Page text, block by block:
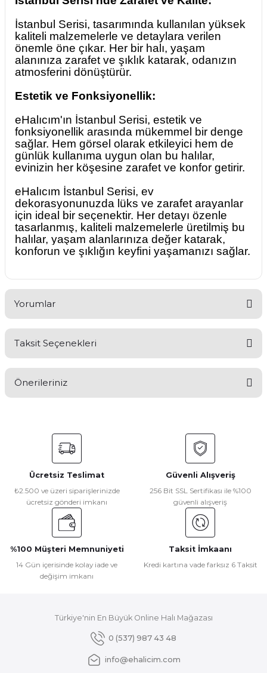
İstanbul Serisi, tasarımında kullanılan yüksek
kaliteli malzemelerle ve detaylara verilen
önemle öne çıkar. Her bir halı, yaşam
alanınıza zarafet ve şıklık katarak, odanızın
atmosferini dönüştürür.
Estetik ve Fonksiyonellik:
eHalıcım'ın İstanbul Serisi, estetik ve
fonksiyonellik arasında mükemmel bir denge
sağlar. Hem görsel olarak etkileyici hem de
günlük kullanıma uygun olan bu halılar,
evinizin her köşesine zarafet ve konfor getirir.
eHalıcım İstanbul Serisi, ev
dekorasyonunuzda lüks ve zarafet arayanlar
için ideal bir seçenektir. Her detayı özenle
tasarlanmış, kaliteli malzemelerle üretilmiş bu
halılar, yaşam alanlarınıza değer katarak,
konforun ve şıklığın keyfini yaşamanızı sağlar.
Yorumlar
Yorum Yaz
Taksit Seçenekleri
Önerileriniz
konularda yetersiz gördüğünüz noktaları öneri formunu
kullanarak tarafımıza iletebilirsiniz.
Görüş ve önerileriniz için teşekkür ederiz.
Ürün resmi kalitesiz, bozuk veya görüntülenemiyor.
Ürün açıklamasında eksik bilgiler bulunuyor.
Ürün bilgilerinde hatalar bulunuyor.
Ürün fiyatı diğer sitelerden daha pahalı.
Gönder
Ücretsiz Teslimat
₺2.500 ve üzeri siparişlerinizde
ücretsiz gönderi imkanı
Güvenli Alışveriş
256 Bit SSL Sertifikası ile %100
güvenli alışveriş
%100 Müşteri Memnuniyeti
14 Gün içerisinde kolay iade ve
değişim imkanı
Taksit İmkaanı
Kredi kartına vade farksız 6 Taksit
Türkiye'nin En Büyük Online Halı Mağazası
0 (537) 987 43 48
info@ehalicim.com